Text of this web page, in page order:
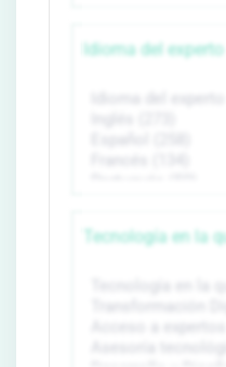
Idioma del experto
Tecnología en la